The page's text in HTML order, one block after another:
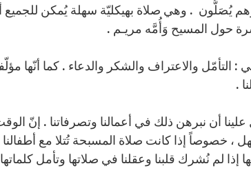
يُصَلُّون . وهي صلاة بهيكليّة سهلة يُمكن للجميع أن
حول المسيح وَأُمَّه مريـم .
: التأمّل والاعتراف والشكر والدعاء . كما أنّها
.
علينا أن نبرهن ذلك في أعمالنا وتصرفاتنا . إنّ
أمرٌ ليس سهل ، خصوصاً إذا كانت صلاة المسبحة تُتلا مع
إذا لم نُشرك قلبنا وعقلنا في صلاتها وتأمل